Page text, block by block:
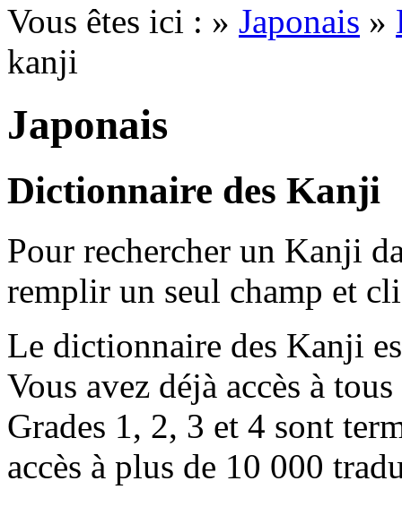
Vous êtes ici : » Japonais »
kanji
Japonais
Dictionnaire des Kanji
Pour rechercher un Kanji
remplir un seul champ et
Le dictionnaire des Kanji
Vous avez déjà accès à
Grades 1, 2, 3 et 4 sont
accès à plus de 10 000